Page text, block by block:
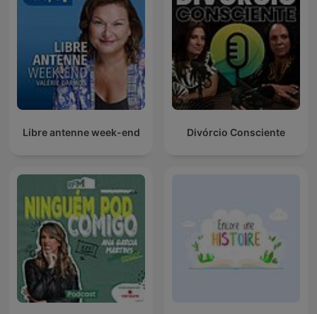
Libre antenne week-end Divórcio Consciente